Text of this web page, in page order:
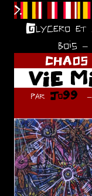
>.
Glycero et
bois
CHAOS
VIE
par Jo99